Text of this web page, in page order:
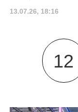
13.07.26, 18:16
12